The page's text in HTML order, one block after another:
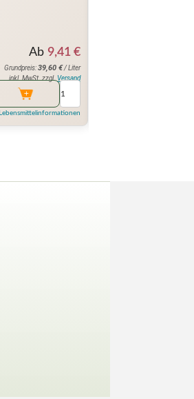
Ab 9,41 €
Grundpreis:39,60 €/ Liter
inkl. MwSt. zzgl. Versand
Lebensmittelinformationen